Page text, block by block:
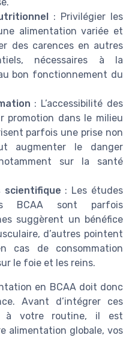
: Privilégier les
alimentation variée et
des carences en autres
nécessaires à la
bon fonctionnement du
: L’accessibilité des
promotion dans le milieu
parfois une prise non
augmenter le danger
sur la santé
scientifique : Les études
BCAA sont parfois
suggèrent un bénéfice
d’autres pointent
cas de consommation
le foie et les reins.
en BCAA doit donc
Avant d’intégrer ces
à votre routine, il est
alimentation globale, vos